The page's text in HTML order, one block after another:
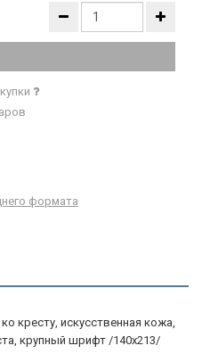
формата
кресту, искусственная кожа,
крупный шрифт /140х213/